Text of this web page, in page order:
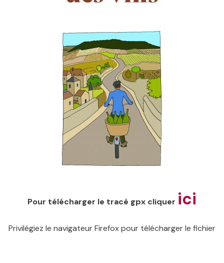
Pour télécharger le tracé gpx cliquer ici
Privilégiez le navigateur Firefox pour télécharger le fichier